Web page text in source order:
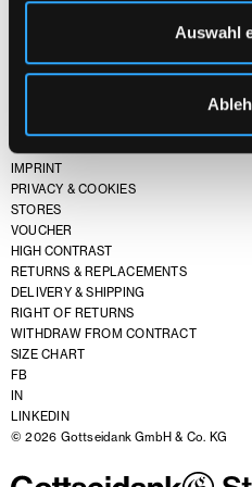
Auswahl
TERMS & CONDITIONS
IMPRINT
PRIVACY & COOKIES
STORES
VOUCHER
HIGH CONTRAST
RETURNS & REPLACEMENTS
DELIVERY & SHIPPING
RIGHT OF RETURNS
WITHDRAW FROM CONTRACT
SIZE CHART
FB
IN
LINKEDIN
© 2026 Gottseidank GmbH & Co. KG